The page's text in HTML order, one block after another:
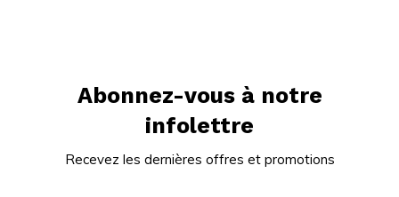
Abonnez-vous à notre
infolettre
Recevez les dernières offres et promotions